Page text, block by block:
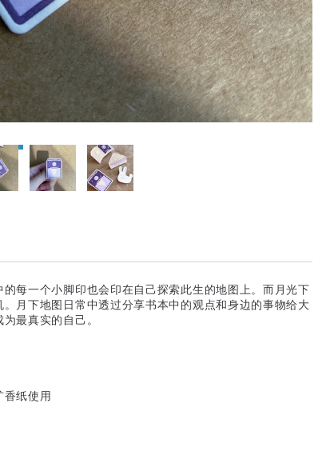
每一个小脚印也会印在自己探索此生的地图上。而月光下
月下地图日常中透过分享书本中的观点和身边的事物给大
最真实的自己。
纸使用